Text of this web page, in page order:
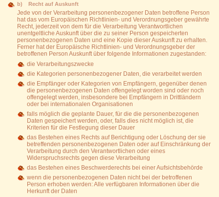
b) Recht auf Auskunft
Jede von der Verarbeitung personenbezogener Daten betroffene Person
hat das vom Europäischen Richtlinien- und Verordnungsgeber gewährte
Recht, jederzeit von dem für die Verarbeitung Verantwortlichen
unentgeltliche Auskunft über die zu seiner Person gespeicherten
personenbezogenen Daten und eine Kopie dieser Auskunft zu erhalten.
Ferner hat der Europäische Richtlinien- und Verordnungsgeber der
betroffenen Person Auskunft über folgende Informationen zugestanden:
die Verarbeitungszwecke
die Kategorien personenbezogener Daten, die verarbeitet werden
die Empfänger oder Kategorien von Empfängern, gegenüber denen
die personenbezogenen Daten offengelegt worden sind oder noch
offengelegt werden, insbesondere bei Empfängern in Drittländern
oder bei internationalen Organisationen
falls möglich die geplante Dauer, für die die personenbezogenen
Daten gespeichert werden, oder, falls dies nicht möglich ist, die
Kriterien für die Festlegung dieser Dauer
das Bestehen eines Rechts auf Berichtigung oder Löschung der sie
betreffenden personenbezogenen Daten oder auf Einschränkung der
Verarbeitung durch den Verantwortlichen oder eines
Widerspruchsrechts gegen diese Verarbeitung
das Bestehen eines Beschwerderechts bei einer Aufsichtsbehörde
wenn die personenbezogenen Daten nicht bei der betroffenen
Person erhoben werden: Alle verfügbaren Informationen über die
Herkunft der Daten